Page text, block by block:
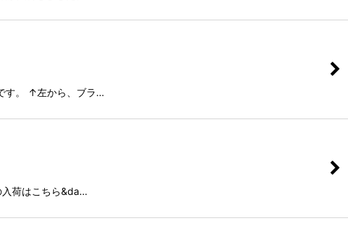
す。 ↑左から、ブラ…
入荷はこちら&da…